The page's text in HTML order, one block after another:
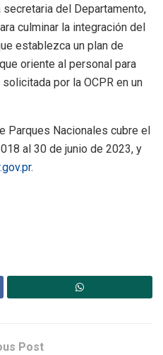
del Departamento,
culminar la integración del
establezca un plan de
oriente al personal para
por la OCPR en un
Parques Nacionales cubre el
al 30 de junio de 2023, y
.
Post